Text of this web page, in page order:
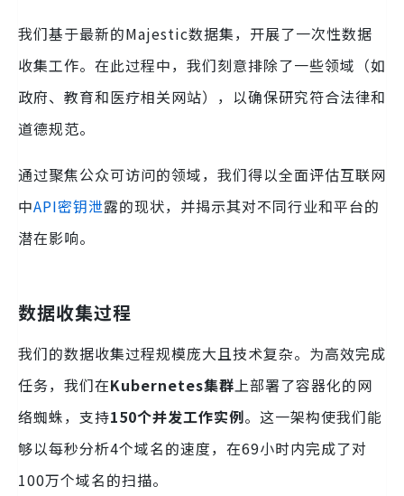
我们基于最新的Majestic数据集，开展了一次性数据
收集工作。在此过程中，我们刻意排除了一些领域（如
政府、教育和医疗相关网站），以确保研究符合法律和
道德规范。
通过聚焦公众可访问的领域，我们得以全面评估互联网
中API密钥泄露的现状，并揭示其对不同行业和平台的
潜在影响。
数据收集过程
我们的数据收集过程规模庞大且技术复杂。为高效完成
任务，我们在Kubernetes集群上部署了容器化的网
络蜘蛛，支持150个并发工作实例。这一架构使我们能
够以每秒分析4个域名的速度，在69小时内完成了对
100万个域名的扫描。